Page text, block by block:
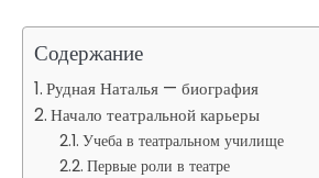
Содержание
Рудная Наталья — биография
Начало театральной карьеры
Учеба в театральном училище
Первые роли в театре